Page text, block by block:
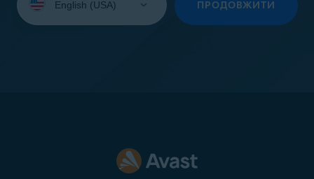
your
ПРОДОВЖИТИ